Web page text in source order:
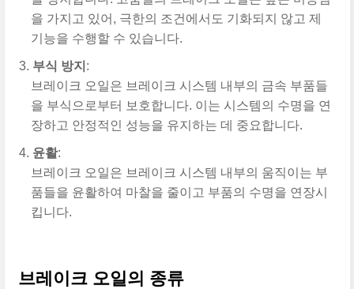
을 가지고 있어, 극한의 조건에서도 기화되지 않고 제
기능을 수행할 수 있습니다.
부식 방지 :
브레이크 오일은 브레이크 시스템 내부의 금속 부품들
을 부식으로부터 보호합니다. 이는 시스템의 수명을 연
장하고 안정적인 성능을 유지하는 데 중요합니다.
윤활:
브레이크 오일은 브레이크 시스템 내부의 움직이는 부
품들을 윤활하여 마찰을 줄이고 부품의 수명을 연장시
킵니다.
브레이크 오일의 종류